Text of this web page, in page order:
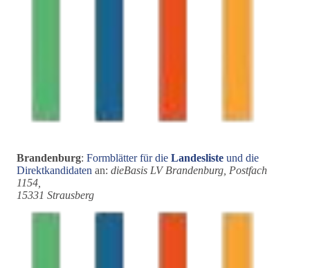
Brandenburg: Formblätter für die Landesliste und die
Direktkandidaten an: dieBasis LV Brandenburg, Postfach
1154,
15331 Strausberg